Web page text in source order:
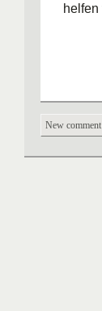
New comment